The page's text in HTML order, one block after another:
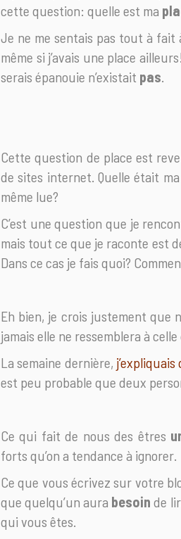
cette question: quelle est ma
Je ne me sentais pas tout à fait
même si j’avais une place
serais épanouie n’existait pas.
Cette question de place est
de sites internet. Quelle était
même lue?
C’est une question que je
mais tout ce que je raconte est
Dans ce cas je fais quoi?
Eh bien, je crois justement que
jamais elle ne ressemblera à
La semaine dernière, j’expliquais
est peu probable que deux
Ce qui fait de nous des êtres
forts qu’on a tendance à ignorer.
Ce que vous écrivez sur votre
que quelqu’un aura besoin de
qui vous êtes.